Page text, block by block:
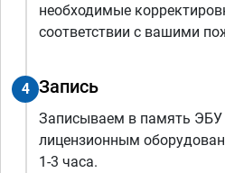
необходимые
соответствии с вашими
4 Запись
Записываем в память
лицензионным
1-3 часа.